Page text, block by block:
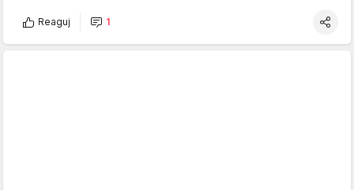
Reaguj 1